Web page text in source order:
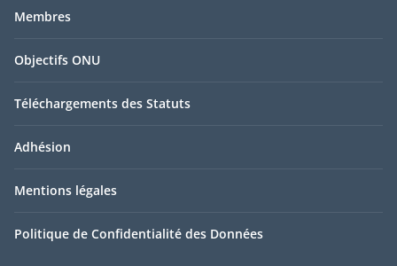
Membres
Objectifs ONU
Téléchargements des Statuts
Adhésion
Mentions légales
Politique de Confidentialité des Données